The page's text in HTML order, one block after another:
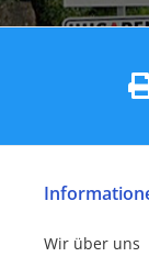
Wir über uns